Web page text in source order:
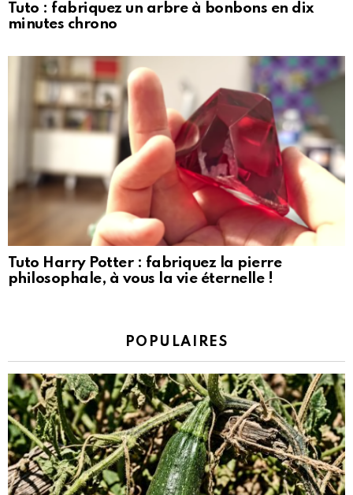
Tuto : fabriquez un arbre à bonbons en dix
minutes chrono
Tuto Harry Potter : fabriquez la pierre
philosophale, à vous la vie éternelle !
POPULAIRES